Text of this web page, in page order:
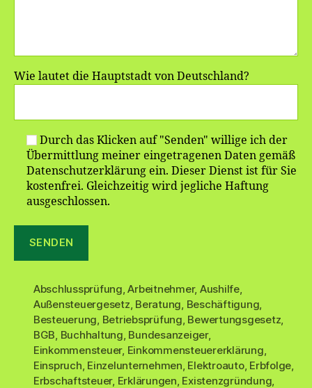
Wie lautet die Hauptstadt von Deutschland?
Durch das Klicken auf "Senden" willige ich der
Übermittlung meiner eingetragenen Daten gemäß
Datenschutzerklärung ein. Dieser Dienst ist für Sie
kostenfrei. Gleichzeitig wird jegliche Haftung
ausgeschlossen.
Abschlussprüfung ,Arbeitnehmer, Aushilfe,
Außensteuergesetz Beratung Beschäftigung
Besteuerung Betriebsprüfung Bewertungsgesetz
BGB Buchhaltung Bundesanzeiger,
Einkommensteuer, Einkommensteuererklärung
Einspruch Einzelunternehmen Elektroauto, Erbfolge
Erbschaftsteuer, Erklärungen Existenzgründung